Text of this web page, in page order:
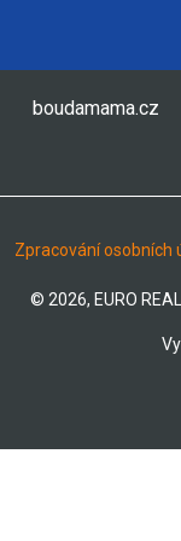
boudamama.cz
Zpracování osobních
© 2026, EURO